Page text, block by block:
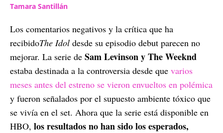
Tamara Santillán
Los comentarios negativos y la crítica que ha
recibidoThe Idol desde su episodio debut parecen no
mejorar. La serie de Sam Levinson y The Weeknd
estaba destinada a la controversia desde que varios
meses antes del estreno se vieron envueltos en polémica
y fueron señalados por el supuesto ambiente tóxico que
se vivía en el set. Ahora que la serie está disponible en
HBO, los resultados no han sido los esperados,